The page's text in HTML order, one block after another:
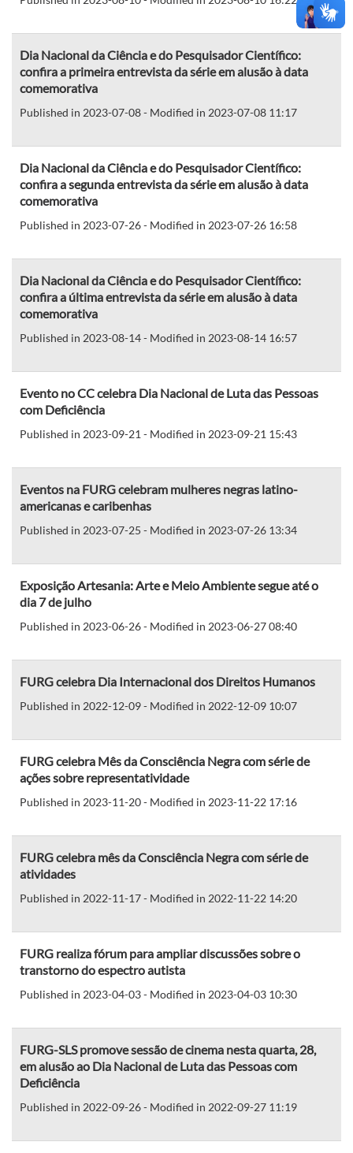
Dia Nacional da Ciência e do Pesquisador Científico:
confira a primeira entrevista da série em alusão à data
comemorativa
Published in 2023-07-08 - Modified in 2023-07-08 11:17
Dia Nacional da Ciência e do Pesquisador Científico:
confira a segunda entrevista da série em alusão à data
comemorativa
Published in 2023-07-26 - Modified in 2023-07-26 16:58
Dia Nacional da Ciência e do Pesquisador Científico:
confira a última entrevista da série em alusão à data
comemorativa
Published in 2023-08-14 - Modified in 2023-08-14 16:57
Evento no CC celebra Dia Nacional de Luta das Pessoas
com Deficiência
Published in 2023-09-21 - Modified in 2023-09-21 15:43
Eventos na FURG celebram mulheres negras latino-
americanas e caribenhas
Published in 2023-07-25 - Modified in 2023-07-26 13:34
Exposição Artesania: Arte e Meio Ambiente segue até o
dia 7 de julho
Published in 2023-06-26 - Modified in 2023-06-27 08:40
FURG celebra Dia Internacional dos Direitos Humanos
Published in 2022-12-09 - Modified in 2022-12-09 10:07
FURG celebra Mês da Consciência Negra com série de
ações sobre representatividade
Published in 2023-11-20 - Modified in 2023-11-22 17:16
FURG celebra mês da Consciência Negra com série de
atividades
Published in 2022-11-17 - Modified in 2022-11-22 14:20
FURG realiza fórum para ampliar discussões sobre o
transtorno do espectro autista
Published in 2023-04-03 - Modified in 2023-04-03 10:30
FURG-SLS promove sessão de cinema nesta quarta, 28,
em alusão ao Dia Nacional de Luta das Pessoas com
Deficiência
Published in 2022-09-26 - Modified in 2022-09-27 11:19